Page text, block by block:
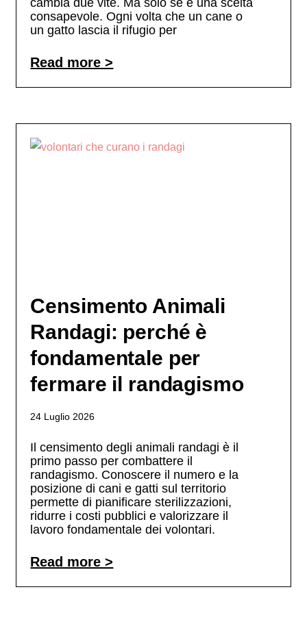
consapevole. Ogni volta che un cane o
un gatto lascia il rifugio per
Read more >
Censimento Animali
Randagi: perché è
fondamentale per
fermare il randagismo
24 Luglio 2026
Il censimento degli animali randagi è il
primo passo per combattere il
randagismo. Conoscere il numero e la
posizione di cani e gatti sul territorio
permette di pianificare sterilizzazioni,
ridurre i costi pubblici e valorizzare il
lavoro fondamentale dei volontari.
Read more >